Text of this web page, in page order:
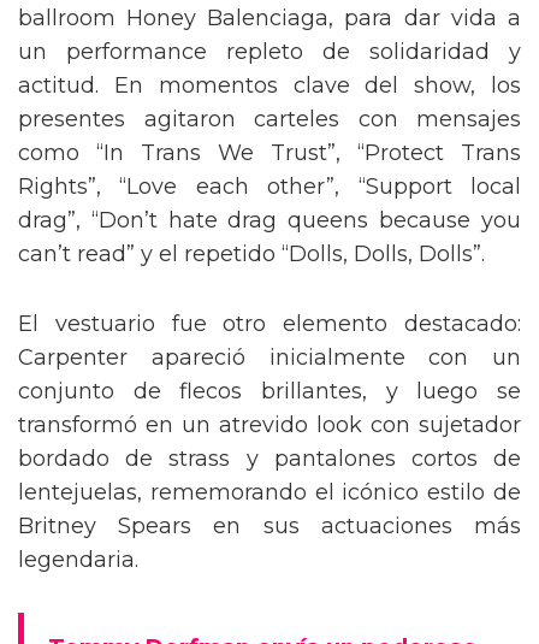
ballroom Honey Balenciaga, para dar vida a
un performance repleto de solidaridad y
actitud. En momentos clave del show, los
presentes agitaron carteles con mensajes
como “In Trans We Trust”, “Protect Trans
Rights”, “Love each other”, “Support local
drag”, “Don’t hate drag queens because you
can’t read” y el repetido “Dolls, Dolls, Dolls”.
El vestuario fue otro elemento destacado:
Carpenter apareció inicialmente con un
conjunto de flecos brillantes, y luego se
transformó en un atrevido look con sujetador
bordado de strass y pantalones cortos de
lentejuelas, rememorando el icónico estilo de
Britney Spears en sus actuaciones más
legendaria.